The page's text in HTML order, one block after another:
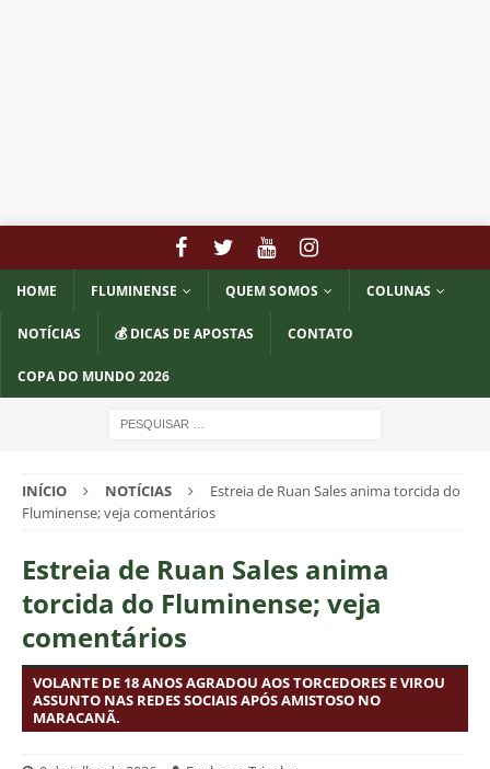
HOME FLUMINENSE QUEM SOMOS COLUNAS
NOTÍCIAS 💰 DICAS DE APOSTAS CONTATO
COPA DO MUNDO 2026
INÍCIO NOTÍCIAS
Estreia de Ruan Sales anima torcida do
Fluminense; veja comentários
Estreia de Ruan Sales anima
torcida do Fluminense; veja
comentários
VOLANTE DE 18 ANOS AGRADOU AOS TORCEDORES E VIROU
ASSUNTO NAS REDES SOCIAIS APÓS AMISTOSO NO
MARACANÃ.